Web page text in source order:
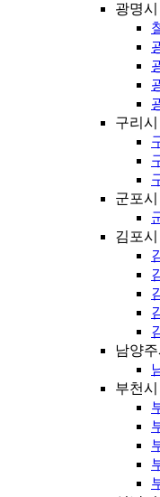
광명시
구리시
군포시
김포시
남양주
부천시